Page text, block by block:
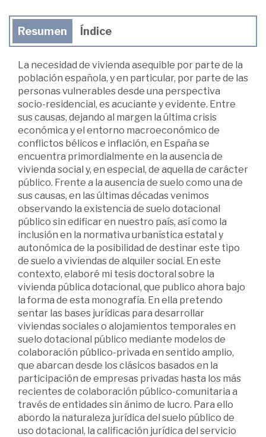
Resumen Índice
La necesidad de vivienda asequible por parte de la
población española, y en particular, por parte de las
personas vulnerables desde una perspectiva
socio-residencial, es acuciante y evidente. Entre
sus causas, dejando al margen la última crisis
económica y el entorno macroeconómico de
conflictos bélicos e inflación, en España se
encuentra primordialmente en la ausencia de
vivienda social y, en especial, de aquella de carácter
público. Frente a la ausencia de suelo como una de
sus causas, en las últimas décadas venimos
observando la existencia de suelo dotacional
público sin edificar en nuestro país, así como la
inclusión en la normativa urbanística estatal y
autonómica de la posibilidad de destinar este tipo
de suelo a viviendas de alquiler social. En este
contexto, elaboré mi tesis doctoral sobre la
vivienda pública dotacional, que publico ahora bajo
la forma de esta monografía. En ella pretendo
sentar las bases jurídicas para desarrollar
viviendas sociales o alojamientos temporales en
suelo dotacional público mediante modelos de
colaboración público-privada en sentido amplio,
que abarcan desde los clásicos basados en la
participación de empresas privadas hasta los más
recientes de colaboración público-comunitaria a
través de entidades sin ánimo de lucro. Para ello
abordo la naturaleza jurídica del suelo público de
uso dotacional, la calificación jurídica del servicio